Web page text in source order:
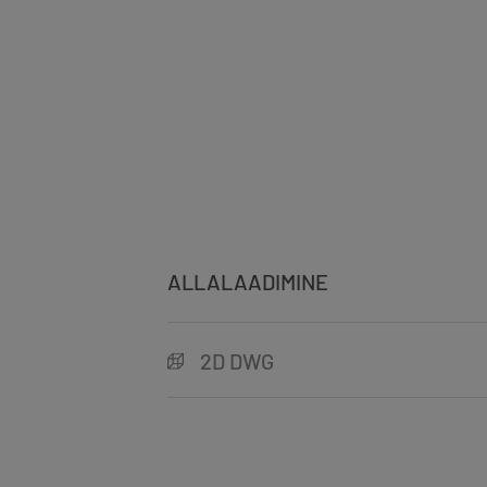
ALLALAADIMINE
2D DWG